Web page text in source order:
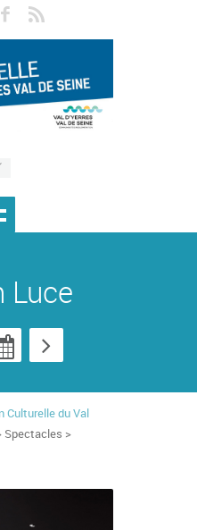
Luce
Culturelle du Val
Spectacles >